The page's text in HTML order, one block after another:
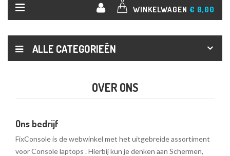
WINKELWAGEN € 0,00
ALLE CATEGORIEËN
OVER ONS
Ons bedrijf
FixConsole is de webwinkel met het uitgebreide assortiment
voor Console laptops . Hierbij kun je denken aan Schermen,